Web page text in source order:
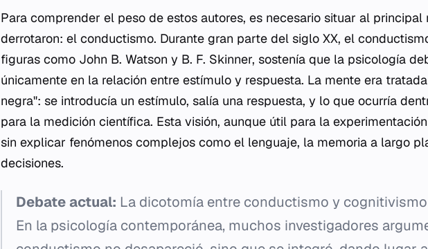
Para comprender el peso de estos autores, es necesario situar al principal
derrotaron: el conductismo. Durante gran parte del siglo XX, el
figuras como John B. Watson y B. F. Skinner, sostenía que la psicología
únicamente en la relación entre estímulo y respuesta. La mente era
negra": se introducía un estímulo, salía una respuesta, y lo que ocurría
para la medición científica. Esta visión, aunque útil para la
sin explicar fenómenos complejos como el lenguaje, la memoria a largo
decisiones.
Debate actual: La dicotomía entre conductismo y
En la psicología contemporánea, muchos investigadores